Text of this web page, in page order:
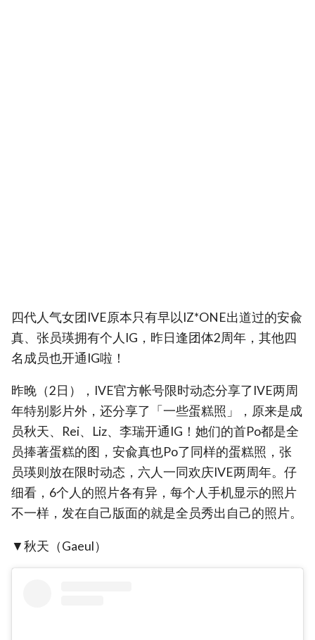
四代人气女团IVE原本只有早以IZ*ONE出道过的安兪
真、张员瑛拥有个人IG，昨日逢团体2周年，其他四
名成员也开通IG啦！
昨晚（2日），IVE官方帐号限时动态分享了IVE两周
年特别影片外，还分享了「一些蛋糕照」，原来是成
员秋天、Rei、Liz、李瑞开通IG！她们的首Po都是全
员捧著蛋糕的图，安兪真也Po了同样的蛋糕照，张
员瑛则放在限时动态，六人一同欢庆IVE两周年。仔
细看，6个人的照片各有异，每个人手机显示的照片
不一样，发在自己版面的就是全员秀出自己的照片。
▼秋天（Gaeul）